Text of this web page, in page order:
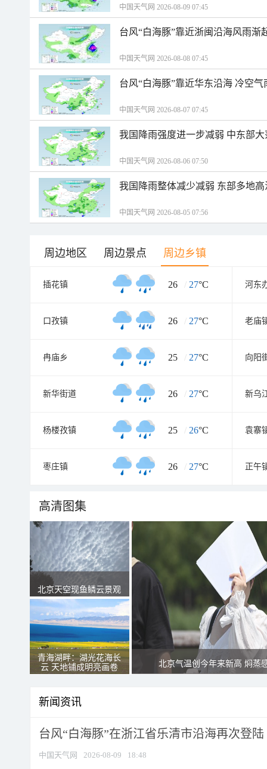
中国天气网 2026-08-09 07:45
台风“白海豚”靠近浙闽沿海风雨渐
中国天气网 2026-08-08 07:45
台风“白海豚”靠近华东沿海 冷空
中国天气网 2026-08-07 07:45
我国降雨强度进一步减弱 中东部
中国天气网 2026-08-06 07:50
我国降雨整体减少减弱 东部多地
中国天气网 2026-08-05 07:56
周边地区 周边景点 周边乡镇
插花镇 26 / 27°C 河东
口孜镇 26 / 27°C 老庙
冉庙乡 25 / 27°C 向阳
新华街道 26 / 27°C 新乌
杨楼孜镇 25 / 26°C 袁寨
枣庄镇 26 / 27°C 正午
高清图集
北京天空现鱼鳞云景观
青海湖畔：湖光花海长
云 天地铺成明亮画卷
北京气温创今年来新高 焖蒸
新闻资讯
台风“白海豚”在浙江省乐清市沿海再次登陆
中国天气网 2026-08-09 18:48